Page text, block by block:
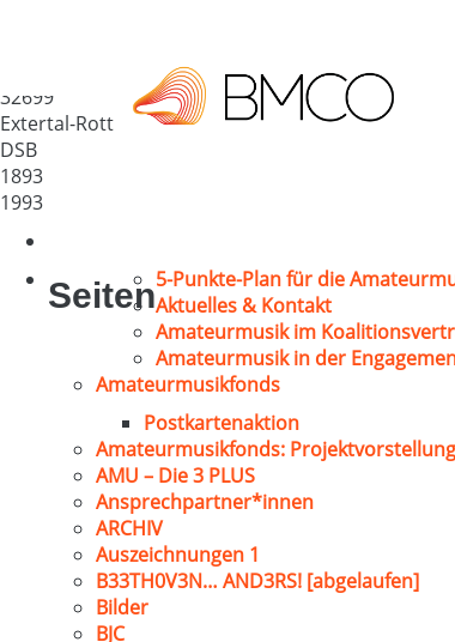
32699
Extertal-Rott
DSB
1893
1993
Seiten5-Punkte-Plan für die
Aktuelles & Kontakt
Amateurmusik im
Amateurmusik in der
Amateurmusikfonds
Postkartenaktion
Amateurmusikfonds:
AMU – Die 3 PLUS
Ansprechpartner*innen
ARCHIV
Auszeichnungen 1
B33TH0V3N… AND3RS! [abgelaufen]
Bilder
BJC